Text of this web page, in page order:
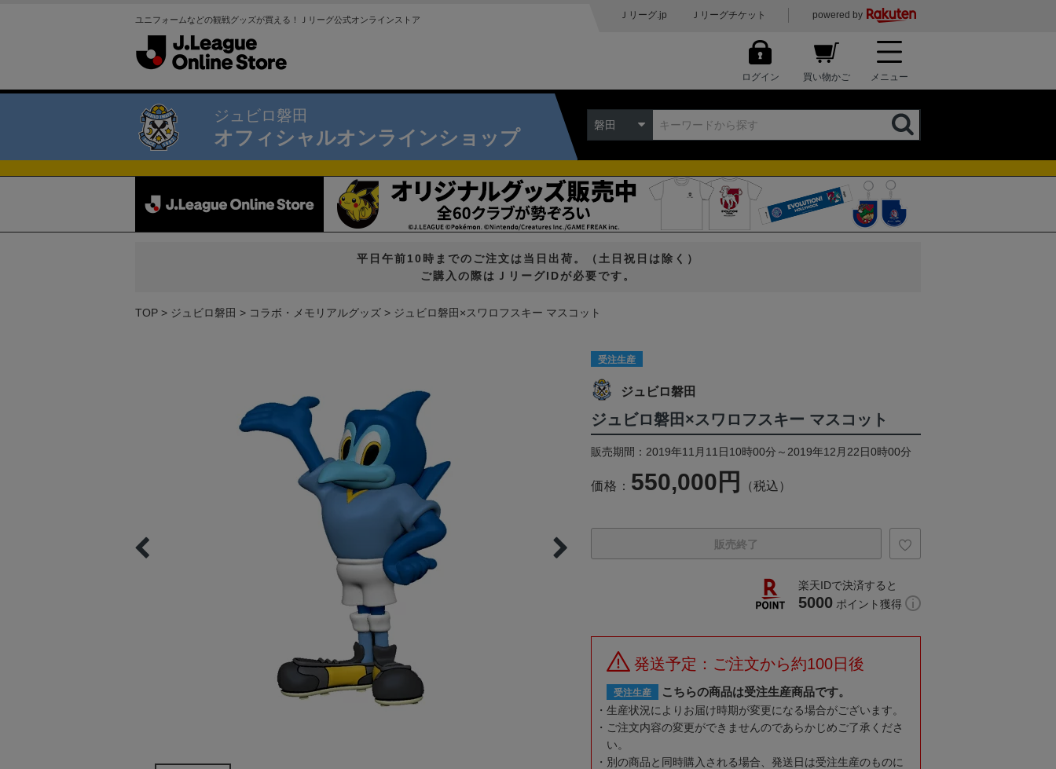
ユニフォームなどの観戦グッズが買える！Ｊリーグ公式オンラインストア Ｊリーグ.jp Ｊリーグチケット powered by
ログイン 買い物かご メニュー
ジュビロ磐田
オフィシャルオンラインショップ
磐田
平日午前10時までのご注文は当日出荷。（土日祝日は除く）
ご購入の際はＪリーグIDが必要です。
TOP ジュビロ磐田 コラボ・メモリアルグッズ ジュビロ磐田×スワロフスキー マスコット
受注生産
ジュビロ磐田
ジュビロ磐田×スワロフスキー マスコット
販売期間：2019年11月11日10時00分～2019年12月22日0時00分
価格： 550,000円 （税込）
販売終了
楽天IDで決済すると
5000 ポイント獲得
発送予定：ご注文から約100日後
受注生産 こちらの商品は受注生産商品です。
生産状況によりお届け時期が変更になる場合がございます。
ご注文内容の変更ができませんのであらかじめご了承くださ
い。
別の商品と同時購入される場合、発送日は受注生産のものに